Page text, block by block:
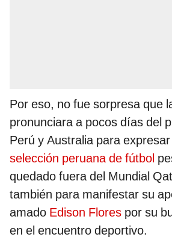
Por eso, no fue sorpresa que
pronunciara a pocos días del
Perú y Australia para expresar
selección peruana de fútbol
quedado fuera del Mundial
también para manifestar su
amado Edison Flores por su
en el encuentro deportivo.